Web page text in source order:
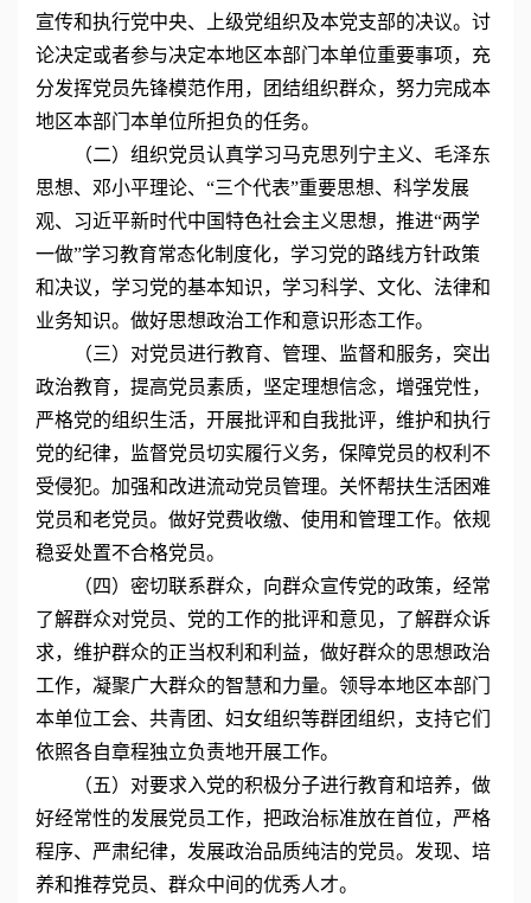
宣传和执行党中央、上级党组织及本党支部的决议。讨
论决定或者参与决定本地区本部门本单位重要事项，充
分发挥党员先锋模范作用，团结组织群众，努力完成本
地区本部门本单位所担负的任务。
（二）组织党员认真学习马克思列宁主义、毛泽东
思想、邓小平理论、“三个代表”重要思想、科学发展
观、习近平新时代中国特色社会主义思想，推进“两学
一做”学习教育常态化制度化，学习党的路线方针政策
和决议，学习党的基本知识，学习科学、文化、法律和
业务知识。做好思想政治工作和意识形态工作。
（三）对党员进行教育、管理、监督和服务，突出
政治教育，提高党员素质，坚定理想信念，增强党性，
严格党的组织生活，开展批评和自我批评，维护和执行
党的纪律，监督党员切实履行义务，保障党员的权利不
受侵犯。加强和改进流动党员管理。关怀帮扶生活困难
党员和老党员。做好党费收缴、使用和管理工作。依规
稳妥处置不合格党员。
（四）密切联系群众，向群众宣传党的政策，经常
了解群众对党员、党的工作的批评和意见，了解群众诉
求，维护群众的正当权利和利益，做好群众的思想政治
工作，凝聚广大群众的智慧和力量。领导本地区本部门
本单位工会、共青团、妇女组织等群团组织，支持它们
依照各自章程独立负责地开展工作。
（五）对要求入党的积极分子进行教育和培养，做
好经常性的发展党员工作，把政治标准放在首位，严格
程序、严肃纪律，发展政治品质纯洁的党员。发现、培
养和推荐党员、群众中间的优秀人才。